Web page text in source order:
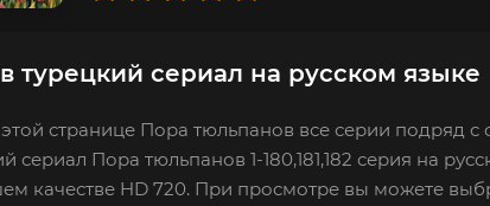
турецкий сериал на русском языке
странице Пора тюльпанов все серии подряд с
сериал Пора тюльпанов 1-180,181,182 серия на
качестве HD 720. При просмотре вы можете